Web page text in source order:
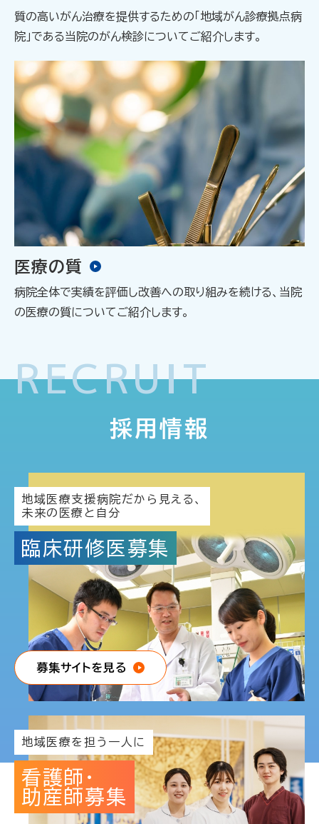
質の高いがん治療を提供するための「地域がん診療拠点病
院」である当院のがん検診についてご紹介します。
医療の質
病院全体で実績を評価し改善への取り組みを続ける、当院
の医療の質についてご紹介します。
RECRUIT
採用情報
地域医療支援病院だから見える、
未来の医療と自分
臨床研修医募集
募集サイトを見る
地域医療を担う一人に
看護師・
助産師募集